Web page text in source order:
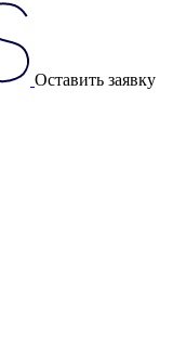
Оставить заявку